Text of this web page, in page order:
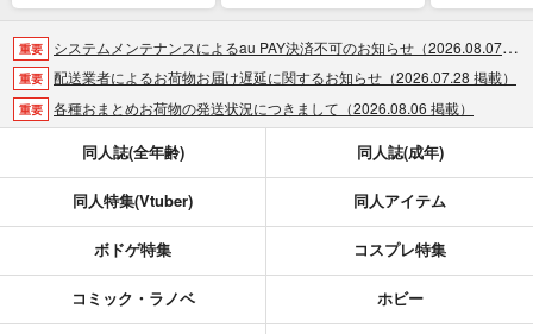
重要 システムメンテナンスによるau PAY決済不可のお知らせ（2026.08.07 掲載）
重要 配送業者によるお荷物お届け遅延に関するお知らせ（2026.07.28 掲載）
重要 各種おまとめお荷物の発送状況につきまして（2026.08.06 掲載）
おまとめサイクル「定期便(月2)」一般会員様の利用再開のお知らせ（2026.02.05 掲載）
重要 「とらのあな×駿河屋日本橋乙女同人誌館」通販店頭受取サービス開始のお知らせ（2026.01.05 更新｜2025.12.30 掲載）
【2025/12/1より】「通販ポイント⇒とらコイン変換キャンペーン」終了のお知らせ（2025.11.21 掲載）
個人情報保護方針の改定について（2025.09.19 更新｜2025.08.01 掲載）
重要 ポイント付与・管理体制改定のお知らせ（2024.11.20 掲載）
同人誌(全年齢) 同人誌(成年)
同人特集(Vtuber) 同人アイテム
ボドゲ特集 コスプレ特集
コミック・ラノベ ホビー